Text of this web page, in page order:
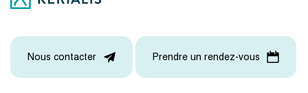
Nous contacter Prendre un rendez-vous